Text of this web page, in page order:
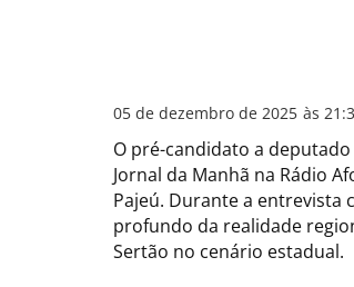
05 de dezembro de 2025 às
O pré-candidato a
Jornal da Manhã na Rádio
Pajeú. Durante a
profundo da realidade
Sertão no cenário estadual.